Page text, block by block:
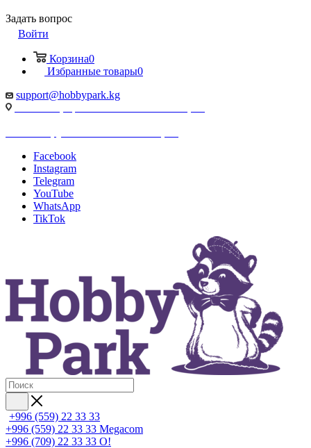
Задать вопрос
Войти
Корзина0
Избранные товары0
support@hobbypark.kg
Facebook
Instagram
Telegram
YouTube
WhatsApp
TikTok
+996 (559) 22 33 33
+996 (559) 22 33 33 Megacom
+996 (709) 22 33 33 O!